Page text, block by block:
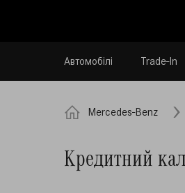
Автомобілі Trade-In
Mercedes-Benz
Кредитний